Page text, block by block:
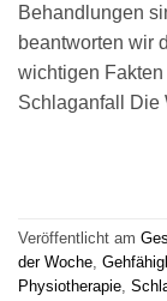
Behandlungen
beantworten wir
wichtigen
Schlaganfall Die
Veröffentlicht am
der Woche,
Physiotherapie,